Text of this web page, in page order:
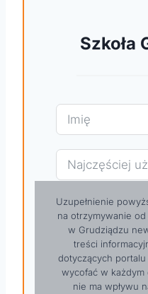
Szkoła
Uzupełnienie
na otrzymywanie
w Grudziądzu
treści
dotyczących
wycofać w każdym
nie ma wpływu